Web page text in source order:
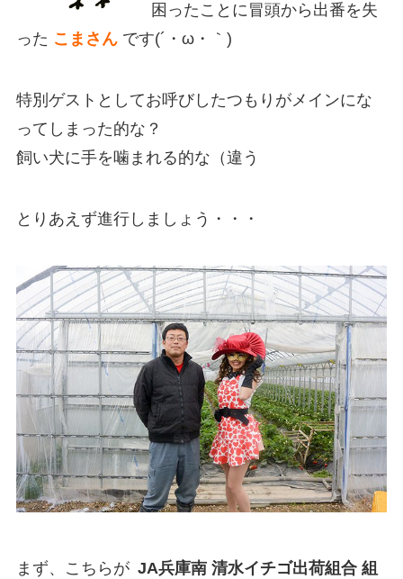
困ったことに冒頭から出番を失
った こまさんです(´・ω・｀)
特別ゲストとしてお呼びしたつもりがメインにな
ってしまった的な？
飼い犬に手を噛まれる的な（違う
とりあえず進行しましょう・・・
まず、こちらが JA兵庫南 清水イチゴ出荷組合 組